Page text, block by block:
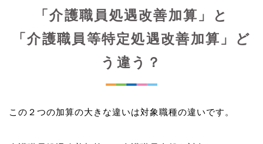
「介護職員処遇改善加算」と
「介護職員等特定処遇改善加算」ど
う違う？
この２つの加算の大きな違いは対象職種の違いです。